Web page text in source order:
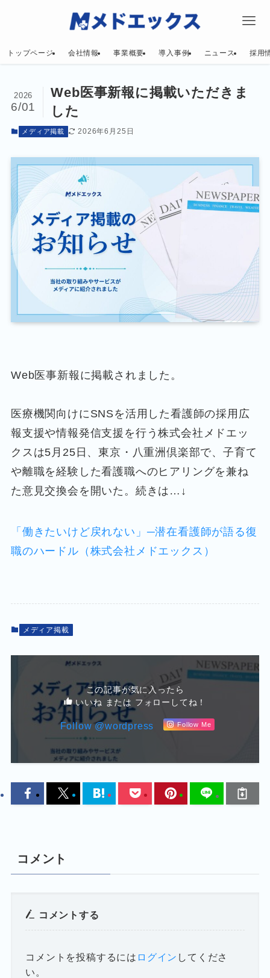
トップページ 会社情報 事業概要 導入事例 ニュース 採用
Web医事新報に掲載いただきま
した
2026
6/01
メディア掲載 2026年6月25日
Web医事新報に掲載されました。
医療機関向けにSNSを活用した看護師の採用広
報支援や情報発信支援を行う株式会社メドエッ
クスは5月25日、東京・八重洲倶楽部で、子育て
や離職を経験した看護職へのヒアリングを兼ね
た意見交換会を開いた。続きは…↓
「働きたいけど戻れない」─潜在看護師が語る復
職のハードル（株式会社メドエックス）
メディア掲載
この記事が気に入ったら
いいね または フォローしてね！
Follow @wordpress Follow Me
コメント
コメントする
コメントを投稿するには ログイン してくださ
い。